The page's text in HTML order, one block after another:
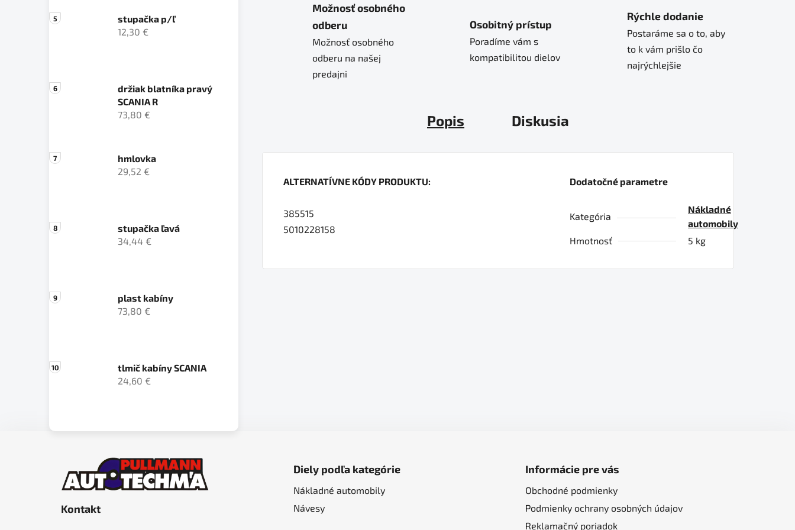
stupačka p/ľ
12,30 €
držiak blatníka pravý
SCANIA R
73,80 €
hmlovka
29,52 €
stupačka ľavá
34,44 €
plast kabíny
73,80 €
tlmič kabíny SCANIA
24,60 €
Možnosť osobného
odberu
Možnosť osobného
odberu na našej
predajni
Osobitný prístup
Poradíme vám s
kompatibilitou dielov
Rýchle dodanie
Postaráme sa o to, aby
to k vám prišlo čo
najrýchlejšie
Popis Diskusia
ALTERNATÍVNE KÓDY PRODUKTU:
385515
5010228158
Dodatočné parametre
Kategória
Nákladné
automobily
Hmotnosť
5 kg
Kontakt
Diely podľa kategórie
Nákladné automobily
Návesy
Informácie pre vás
Obchodné podmienky
Podmienky ochrany osobných údajov
Reklamačný poriadok